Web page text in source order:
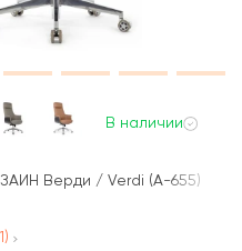
В наличии
Верди / Verdi (А-655)